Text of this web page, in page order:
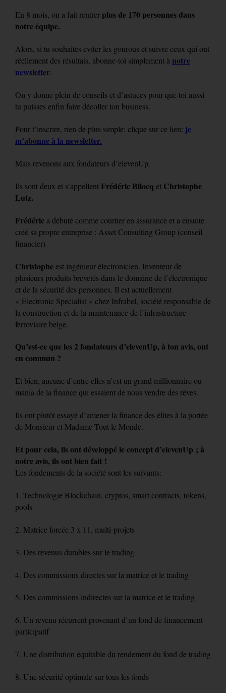
En 8 mois, on a fait rentrer plus de 170 personnes dans
notre équipe.
Alors, si tu souhaites éviter les gourous et suivre ceux qui ont
réellement des résultats, abonne-toi simplement à notre
newsletter.
On y donne plein de conseils et d’astuces pour que toi aussi
tu puisses enfin faire décoller ton business.
Pour t’inscrire, rien de plus simple: clique sur ce lien: je
m’abonne à la newsletter.
Mais revenons aux fondateurs d’elevenUp.
Ils sont deux et s’appellent Frédéric Bilocq et Christophe
Lutz.
Frédéric a débuté comme courtier en assurance et a ensuite
créé sa propre entreprise : Asset Consulting Group (conseil
financier)
Christopheest ingénieur électronicien. Inventeur de
plusieurs produits brevetés dans le domaine de l’électronique
et de la sécurité des personnes. Il est actuellement
« Electronic Specialist » chez Infrabel, société responsable de
la construction et de la maintenance de l’infrastructure
ferroviaire belge.
Qu’est-ce que les 2 fondateurs d’elevenUp, à ton avis, ont
en commun ?
Et bien, aucune d’entre elles n’est un grand millionnaire ou
mania de la finance qui essaient de nous vendre des rêves.
Ils ont plutôt essayé d’amener la finance des élites à la portée
de Monsieur et Madame Tout le Monde.
Et pour cela, ils ont développé le concept d’elevenUp ; à
notre avis, ils ont bien fait !
Les fondements de la société sont les suivants:
1. Technologie Blockchain, cryptos, smart contracts, tokens,
pools
2. Matrice forcée 3 x 11, multi-projets
3. Des revenus durables sur le trading
4. Des commissions directes sur la matrice et le trading
5. Des commissions indirectes sur la matrice et le trading
6. Un revenu récurrent provenant d’un fond de financement
participatif
7. Une distribution équitable du rendement du fond de trading
8. Une sécurité optimale sur tous les fonds